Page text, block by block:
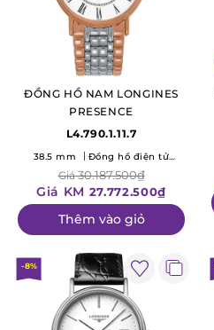
ĐỒNG HỒ NAM LONGINES
PRESENCE
L4.790.1.11.7
38.5 mm
Đồng hồ điện tử
Giá30.187.500₫
Giá KM 27.772.500₫
Thêm vào giỏ
-8%